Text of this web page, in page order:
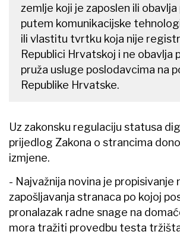
zemlje koji je zaposlen ili
putem komunikacijske
ili vlastitu tvrtku koja nije
Republici Hrvatskoj i ne obavlja
pruža usluge poslodavcima na
Republike Hrvatske.
Uz zakonsku regulaciju statusa
prijedlog Zakona o strancima
izmjene.
- Najvažnija novina je propisivanje
zapošljavanja stranaca po kojoj
pronalazak radne snage na
mora tražiti provedbu testa